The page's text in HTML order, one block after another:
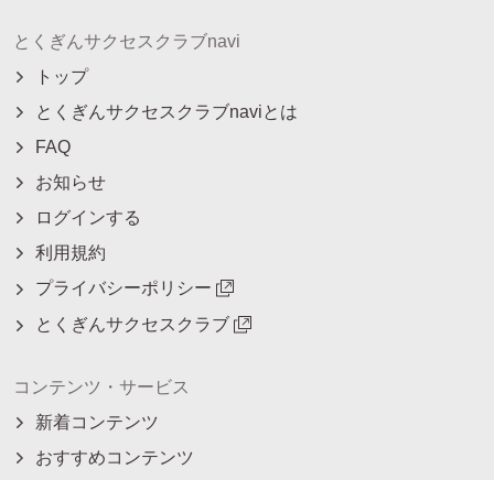
とくぎんサクセスクラブnavi
トップ
とくぎんサクセスクラブnaviとは
FAQ
お知らせ
ログインする
利用規約
プライバシーポリシー
とくぎんサクセスクラブ
コンテンツ・サービス
新着コンテンツ
おすすめコンテンツ